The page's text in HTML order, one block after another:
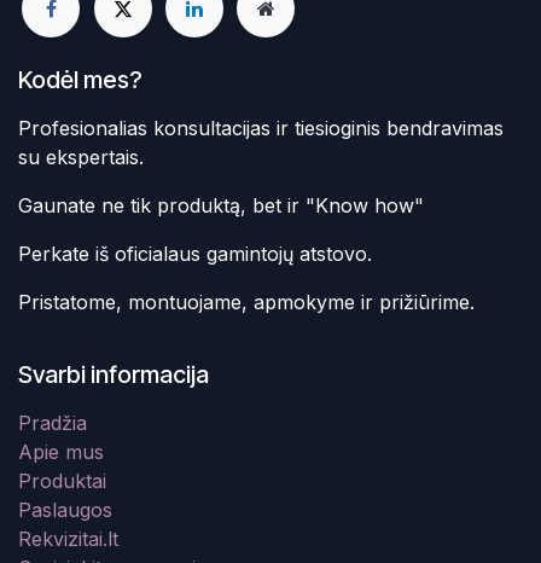
Kodėl mes?
Profesionalias konsultacijas ir tiesioginis bendravimas
su ekspertais.
Gaunate ne tik produktą, bet ir "Know how"
Perkate iš oficialaus gamintojų atstovo.
Pristatome, montuojame, apmokyme ir prižiūrime.
Svarbi informacija
Pradžia
Apie mus
Produktai
Paslaugos
Rekvizitai.lt